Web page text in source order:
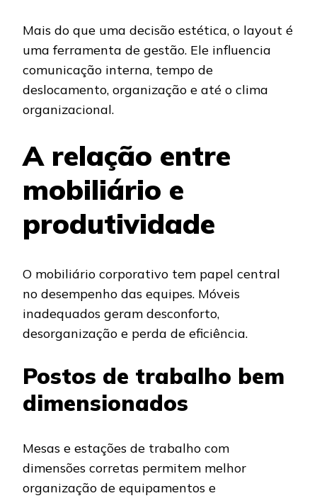
Mais do que uma decisão estética, o layout é
uma ferramenta de gestão. Ele influencia
comunicação interna, tempo de
deslocamento, organização e até o clima
organizacional.
A relação entre
mobiliário e
produtividade
O mobiliário corporativo tem papel central
no desempenho das equipes. Móveis
inadequados geram desconforto,
desorganização e perda de eficiência.
Postos de trabalho bem
dimensionados
Mesas e estações de trabalho com
dimensões corretas permitem melhor
organização de equipamentos e